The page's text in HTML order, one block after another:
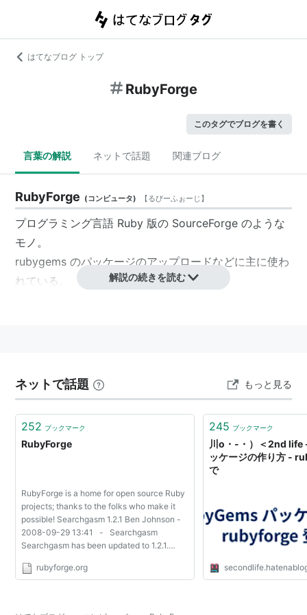
はてなブログ トップ
RubyForge
このタグでブログを書く
言葉の解説 ネットで話題 関連ブログ
RubyForge (コンピュータ) 【るびーふぉーじ 】
プログラミング言語 Ruby 版の SourceForge のような
モノ。
rubygems のパッケージのアップロードなどに主に使わ
れている。
解説の続きを読む
ネットで話題 もっと見る
252 ブックマーク
RubyForge
RubyForge is a home for open source Ruby
projects; thanks to the folks who make it
possible! Searchgasm 1.2.1 Ben Johnson -
2008-09-29 13:41 - Searchgasm
Searchgasm has been updated to 1.2.1.
searching, ordering, pagination, and more!
rubyforge.org
245 ブックマーク
川o・-・）＜2nd life
ッケージの作り方 -
で